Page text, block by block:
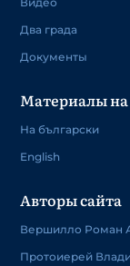
Два града
Документы
Материалы на
На български
English
Авторы сайта
Вершилло Роман
Протоиерей